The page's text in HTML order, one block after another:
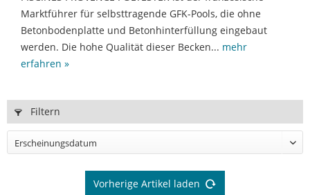
Marktführer für selbsttragende GFK-Pools, die ohne
Betonbodenplatte und Betonhinterfüllung eingebaut
werden. Die hohe Qualität dieser Becken... mehr
erfahren »
Filtern
Vorherige Artikel laden